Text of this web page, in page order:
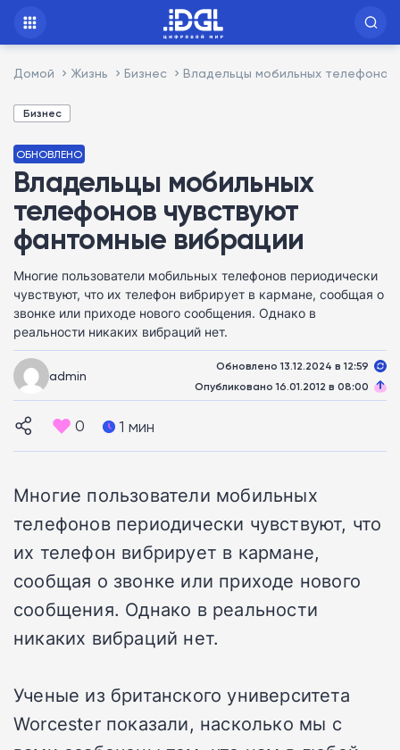
Домой Жизнь Бизнес Владельцы мобильных
Бизнес
ОБНОВЛЕНО
Владельцы мобильных
телефонов чувствуют
фантомные вибрации
Многие пользователи мобильных телефонов периодически
чувствуют, что их телефон вибрирует в кармане, сообщая о
звонке или приходе нового сообщения. Однако в
реальности никаких вибраций нет.
admin
Обновлено 13.12.2024 в 12:59
Опубликовано 16.01.2012 в 08:00
0 1 мин
Многие пользователи мобильных
телефонов периодически чувствуют, что
их телефон вибрирует в кармане,
сообщая о звонке или приходе нового
сообщения. Однако в реальности
никаких вибраций нет.
Ученые из британского университета
Worcester показали, насколько мы с